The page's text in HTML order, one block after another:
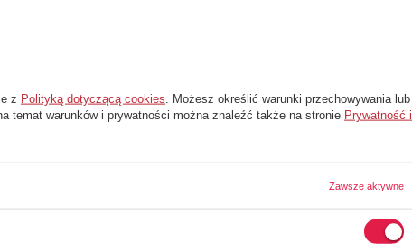
z Polityką dotyczącą cookies . Możesz określić warunki przechowywania lub
temat warunków i prywatności można znaleźć także na stronie Prywatność i
Zawsze aktywne